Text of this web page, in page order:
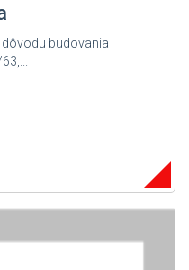
dôvodu budovania